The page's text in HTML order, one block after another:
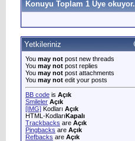
Konuyu Toplam 1 Üye okuyor.
Yetkileriniz
You may not post new threads
You may not post replies
You may not post attachments
You may not edit your posts
BB code is Açık
Smileler Açık
[IMG] Kodları Açık
HTML-KodlarıKapalı
Trackbacks are Açık
Pingbacks are Açık
Refbacks are Açık